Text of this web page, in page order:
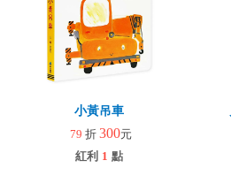
小黃吊車
79 折 300元
紅利 1 點